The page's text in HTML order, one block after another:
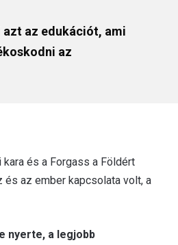
az edukációt, ami
az
és a Forgass a Földért
és az ember kapcsolata volt, a
nyerte, a legjobb